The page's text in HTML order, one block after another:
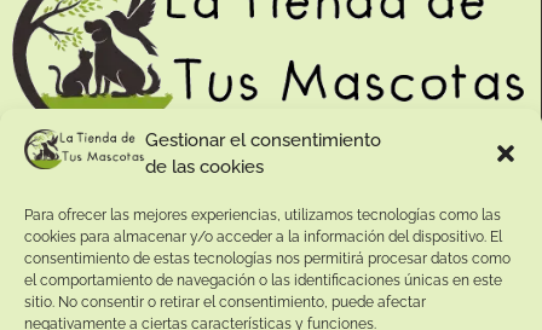
Gestionar el consentimiento
de las cookies
Para ofrecer las mejores experiencias, utilizamos tecnologías como las
cookies para almacenar y/o acceder a la información del dispositivo. El
consentimiento de estas tecnologías nos permitirá procesar datos como
el comportamiento de navegación o las identificaciones únicas en este
sitio. No consentir o retirar el consentimiento, puede afectar
negativamente a ciertas características y funciones.
Contacto:
Dirección:
Calle Pepe Jiménez 19, Rute, 14950 Códoba. España
Teléfono:
+34641081328